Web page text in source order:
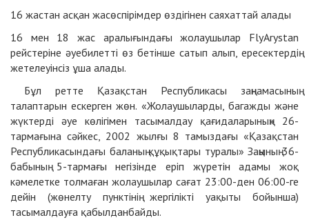
16 жастан асқан жасөспірімдер өздігінен саяхаттай алады
16 мен 18 жас аралығындағы жолаушылар FlyArystan
рейстеріне әуебилетті өз бетінше сатып алып, ересектердің
жетелеуінсіз ұша алады.
Бұл ретте Қазақстан Республикасы заңнамасының
талаптарын ескерген жөн. «Жолаушыларды, багажды және
жүктерді әуе көлігімен тасымалдау қағидаларының» 26-
тармағына сәйкес, 2002 жылғы 8 тамыздағы «Қазақстан
Республикасындағы баланың құқықтары туралы» Заңының 36-
бабының 5-тармағы негізінде еріп жүретін адамы жоқ
кәмелетке толмаған жолаушылар сағат 23:00-ден 06:00-ге
дейін (жөнелту пунктінің жергілікті уақыты бойынша)
тасымалдауға қабылданбайды.